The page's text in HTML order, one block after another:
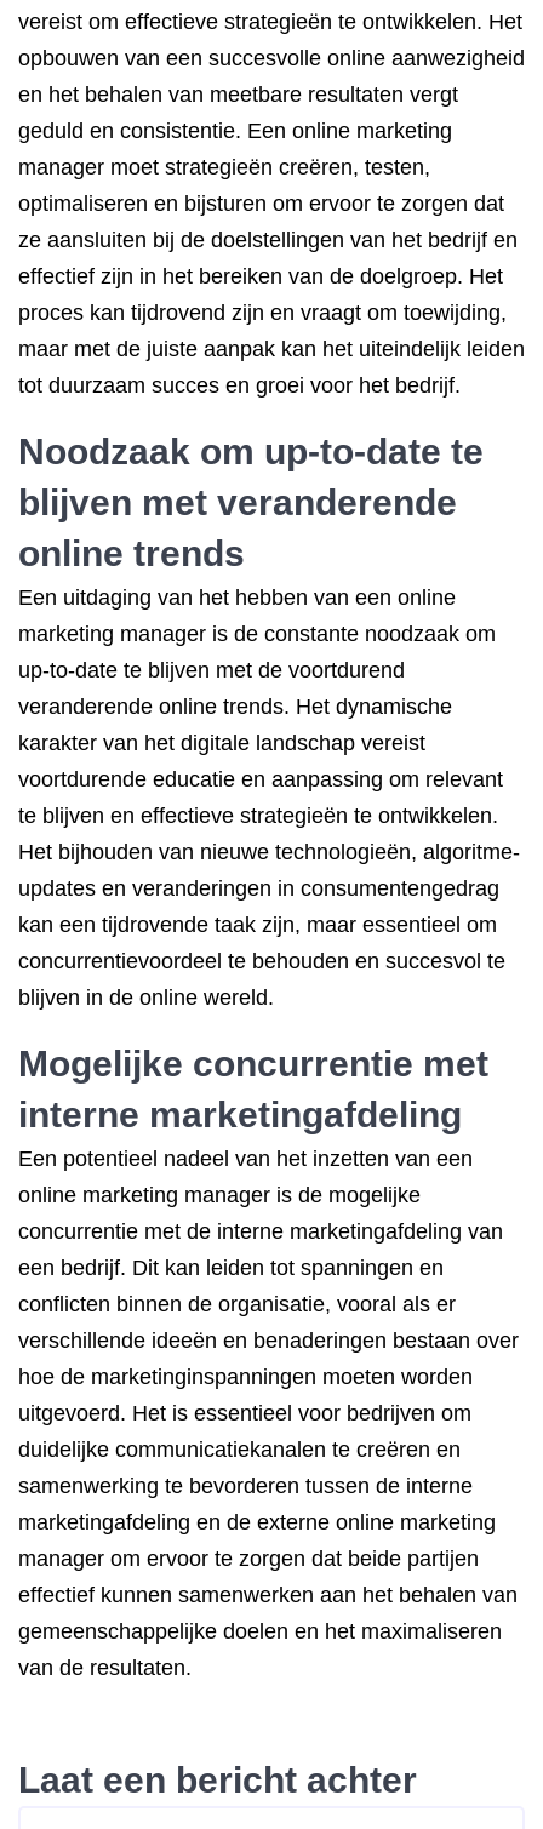
vereist om effectieve strategieën te ontwikkelen. Het
opbouwen van een succesvolle online aanwezigheid
en het behalen van meetbare resultaten vergt
geduld en consistentie. Een online marketing
manager moet strategieën creëren, testen,
optimaliseren en bijsturen om ervoor te zorgen dat
ze aansluiten bij de doelstellingen van het bedrijf en
effectief zijn in het bereiken van de doelgroep. Het
proces kan tijdrovend zijn en vraagt om toewijding,
maar met de juiste aanpak kan het uiteindelijk leiden
tot duurzaam succes en groei voor het bedrijf.
Noodzaak om up-to-date te
blijven met veranderende
online trends
Een uitdaging van het hebben van een online
marketing manager is de constante noodzaak om
up-to-date te blijven met de voortdurend
veranderende online trends. Het dynamische
karakter van het digitale landschap vereist
voortdurende educatie en aanpassing om relevant
te blijven en effectieve strategieën te ontwikkelen.
Het bijhouden van nieuwe technologieën, algoritme-
updates en veranderingen in consumentengedrag
kan een tijdrovende taak zijn, maar essentieel om
concurrentievoordeel te behouden en succesvol te
blijven in de online wereld.
Mogelijke concurrentie met
interne marketingafdeling
Een potentieel nadeel van het inzetten van een
online marketing manager is de mogelijke
concurrentie met de interne marketingafdeling van
een bedrijf. Dit kan leiden tot spanningen en
conflicten binnen de organisatie, vooral als er
verschillende ideeën en benaderingen bestaan over
hoe de marketinginspanningen moeten worden
uitgevoerd. Het is essentieel voor bedrijven om
duidelijke communicatiekanalen te creëren en
samenwerking te bevorderen tussen de interne
marketingafdeling en de externe online marketing
manager om ervoor te zorgen dat beide partijen
effectief kunnen samenwerken aan het behalen van
gemeenschappelijke doelen en het maximaliseren
van de resultaten.
Laat een bericht achter